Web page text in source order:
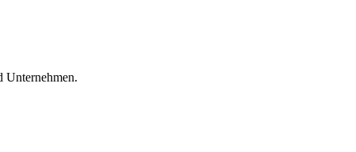
Unternehmen.